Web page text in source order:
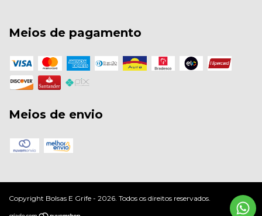
Meios de pagamento
Meios de envio
Copyright Bolsas E Grife - 2026. Todos os direitos reservados.